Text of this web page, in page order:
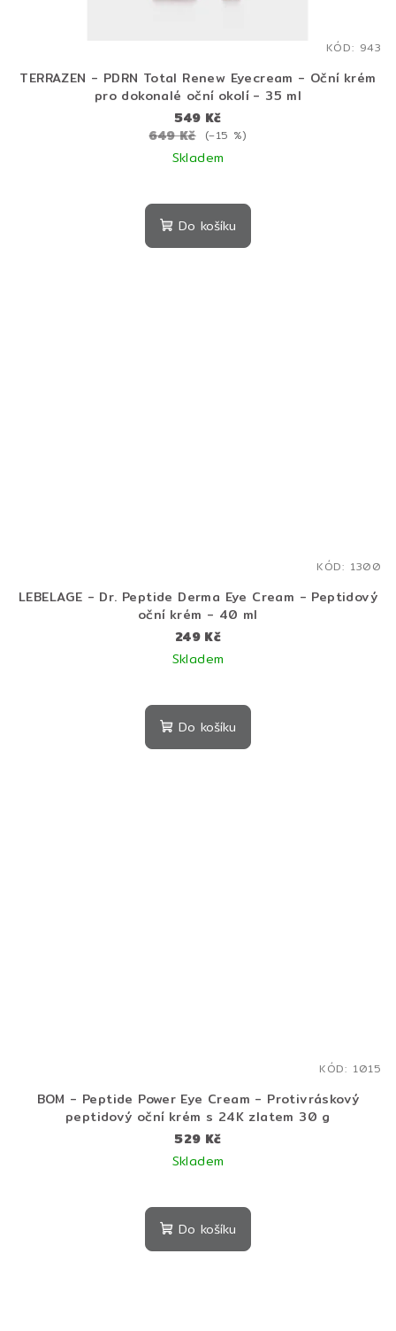
TERRAZEN - PDRN Total Renew Eyecream - Oční krém
pro dokonalé oční okolí - 35 ml
549 Kč
649 Kč (–15 %)
Skladem
Do košíku
KÓD: 943
LEBELAGE - Dr. Peptide Derma Eye Cream - Peptidový
oční krém - 40 ml
249 Kč
Skladem
Do košíku
KÓD: 1300
BOM - Peptide Power Eye Cream - Protivráskový
peptidový oční krém s 24K zlatem 30 g
529 Kč
Skladem
Do košíku
KÓD: 1015